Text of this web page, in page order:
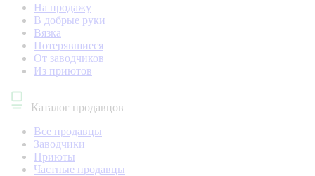
На продажу
В добрые руки
Вязка
Потерявшиеся
От заводчиков
Из приютов
Каталог продавцов
Все продавцы
Заводчики
Приюты
Частные продавцы